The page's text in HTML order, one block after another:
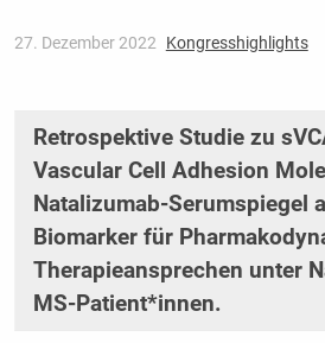
27. Dezember 2022 Kongresshighlights
Retrospektive Studie zu
Vascular Cell Adhesion
Natalizumab-Serumspiegel
Biomarker für
Therapieansprechen unter
MS-Patient*innen.